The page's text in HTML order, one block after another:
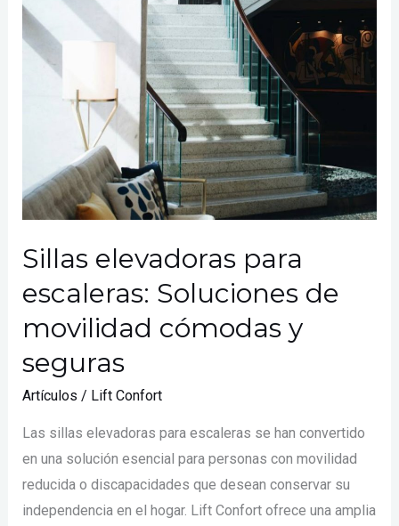
Sillas elevadoras para
escaleras: Soluciones de
movilidad cómodas y
seguras
Artículos / Lift Confort
Las sillas elevadoras para escaleras se han convertido
en una solución esencial para personas con movilidad
reducida o discapacidades que desean conservar su
independencia en el hogar. Lift Confort ofrece una amplia
escaleras:
Soluciones
movilidad
cómodas
seguras